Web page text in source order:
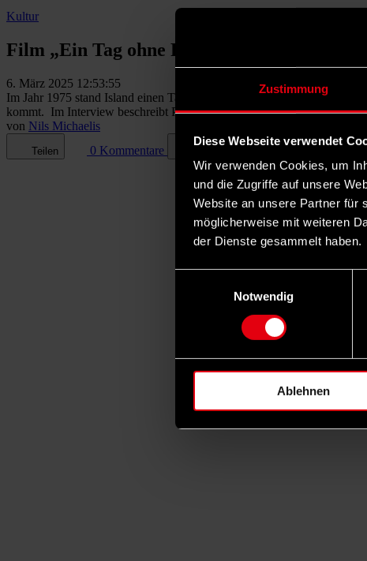
Zustimmung
Diese Webseite verwendet
Wir verwenden Cookies, um
und die Zugriffe auf unsere
Website an unsere Partner für
möglicherweise mit weiteren
der Dienste gesammelt haben.
Notwendig
Ablehnen
Kultur
Film „Ein Tag ohne Frauen“: Wie
6. März 2025 12:53:55
Im Jahr 1975 stand Island einen Tag lang still. Die meisten Frauen
kommt. Im Interview beschreibt Produzentin Hrafnhildur
von Nils Michaelis
Teilen 0 Kommentare